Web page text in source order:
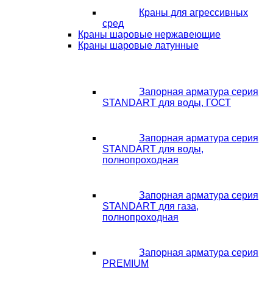
Краны для агрессивных
сред
Краны шаровые нержавеющие
Краны шаровые латунные
Запорная арматура серия
STANDART для воды, ГОСТ
Запорная арматура серия
STANDART для воды,
полнопроходная
Запорная арматура серия
STANDART для газа,
полнопроходная
Запорная арматура серия
PREMIUM